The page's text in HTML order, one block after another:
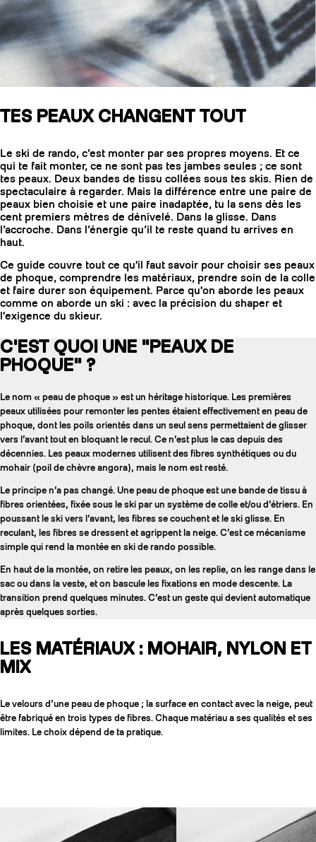
SLAP 104
LITE
SLAP 92
BÂTONS
COUTEAUX
TES PEAUX CHANGENT TOUT
Le ski de rando, c’est monter par ses propres moyens. Et ce
qui te fait monter, ce ne sont pas tes jambes seules ; ce sont
tes peaux. Deux bandes de tissu collées sous tes skis. Rien de
spectaculaire à regarder. Mais la différence entre une paire de
peaux bien choisie et une paire inadaptée, tu la sens dès les
cent premiers mètres de dénivelé. Dans la glisse. Dans
l’accroche. Dans l’énergie qu’il te reste quand tu arrives en
haut.
Ce guide couvre tout ce qu'il faut savoir pour choisir ses peaux
de phoque, comprendre les matériaux, prendre soin de la colle
et faire durer son équipement. Parce qu'on aborde les peaux
comme on aborde un ski : avec la précision du shaper et
l'exigence du skieur.
C'EST QUOI UNE "PEAUX DE
PHOQUE" ?
Le nom « peau de phoque » est un héritage historique. Les premières
peaux utilisées pour remonter les pentes étaient effectivement en peau de
phoque, dont les poils orientés dans un seul sens permettaient de glisser
vers l’avant tout en bloquant le recul. Ce n’est plus le cas depuis des
décennies. Les peaux modernes utilisent des fibres synthétiques ou du
mohair (poil de chèvre angora), mais le nom est resté.
Le principe n’a pas changé. Une peau de phoque est une bande de tissu à
fibres orientées, fixée sous le ski par un système de colle et/ou d’étriers. En
poussant le ski vers l’avant, les fibres se couchent et le ski glisse. En
reculant, les fibres se dressent et agrippent la neige. C’est ce mécanisme
simple qui rend la montée en ski de rando possible.
En haut de la montée, on retire les peaux, on les replie, on les range dans le
sac ou dans la veste, et on bascule les fixations en mode descente. La
transition prend quelques minutes. C’est un geste qui devient automatique
après quelques sorties.
LES MATÉRIAUX : MOHAIR, NYLON ET
MIX
Le velours d’une peau de phoque ; la surface en contact avec la neige, peut
être fabriqué en trois types de fibres. Chaque matériau a ses qualités et ses
limites. Le choix dépend de ta pratique.